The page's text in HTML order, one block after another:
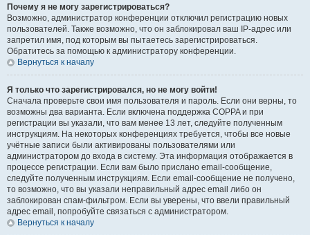
Почему я не могу зарегистрироваться?
Возможно, администратор конференции отключил регистрацию новых
пользователей. Также возможно, что он заблокировал ваш IP-адрес или
запретил имя, под которым вы пытаетесь зарегистрироваться.
Обратитесь за помощью к администратору конференции.
Вернуться к началу
Я только что зарегистрировался, но не могу войти!
Сначала проверьте свои имя пользователя и пароль. Если они верны, то
возможны два варианта. Если включена поддержка COPPA и при
регистрации вы указали, что вам менее 13 лет, следуйте полученным
инструкциям. На некоторых конференциях требуется, чтобы все новые
учётные записи были активированы пользователями или
администратором до входа в систему. Эта информация отображается в
процессе регистрации. Если вам было прислано email-сообщение,
следуйте полученным инструкциям. Если email-сообщение не получено,
то возможно, что вы указали неправильный адрес email либо он
заблокирован спам-фильтром. Если вы уверены, что ввели правильный
адрес email, попробуйте связаться с администратором.
Вернуться к началу